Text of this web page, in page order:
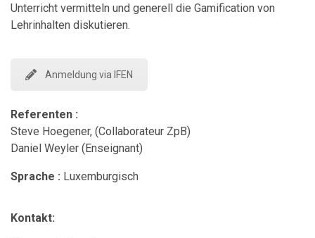
Unterricht vermitteln und generell die Gamification von
Lehrinhalten diskutieren.
Anmeldung via IFEN
Referenten :
Steve Hoegener, (Collaborateur ZpB)
Daniel Weyler (Enseignant)
Sprache : Luxemburgisch
Kontakt: